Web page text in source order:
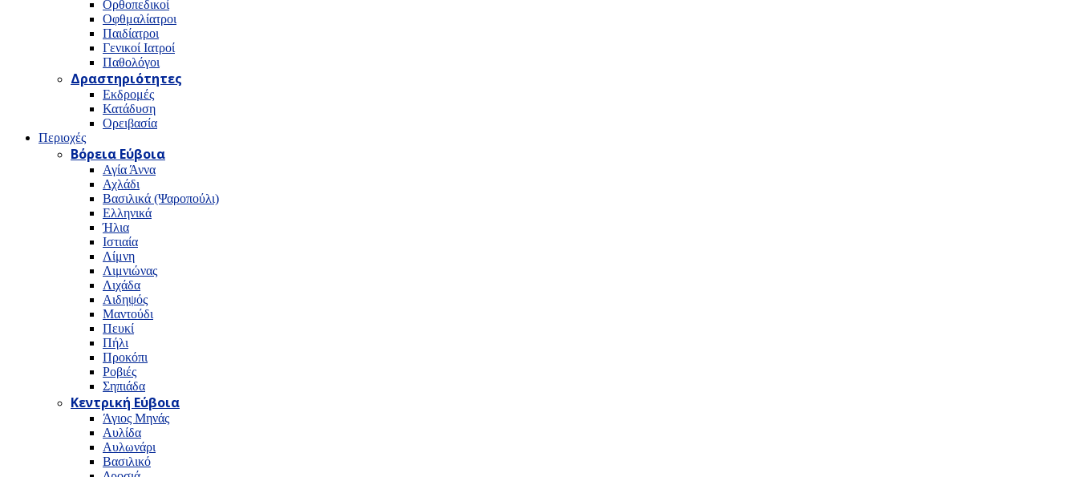
Ορθοπεδικοί
Οφθμαλίατροι
Παιδίατροι
Γενικοί Ιατροί
Παθολόγοι
Δραστηριότητες
Εκδρομές
Κατάδυση
Ορειβασία
Περιοχές
Βόρεια Εύβοια
Αγία Άννα
Αχλάδι
Βασιλικά (Ψαροπούλι)
Ελληνικά
Ήλια
Ιστιαία
Λίμνη
Λιμνιώνας
Λιχάδα
Αιδηψός
Μαντούδι
Πευκί
Πήλι
Προκόπι
Ροβιές
Σηπιάδα
Κεντρική Εύβοια
Άγιος Μηνάς
Αυλίδα
Αυλωνάρι
Βασιλικό